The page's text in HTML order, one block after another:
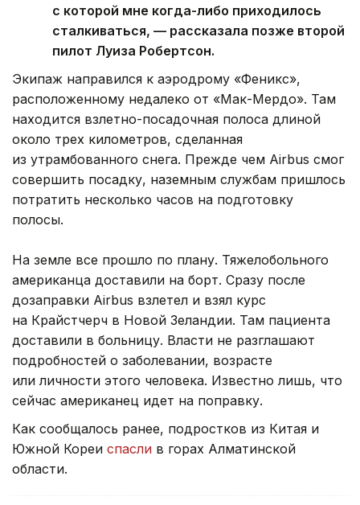
с которой мне когда-либо приходилось
сталкиваться, — рассказала позже второй
пилот Луиза Робертсон.
Экипаж направился к аэродрому «Феникс»,
расположенному недалеко от «Мак-Мердо». Там
находится взлетно-посадочная полоса длиной
около трех километров, сделанная
из утрамбованного снега. Прежде чем Airbus смог
совершить посадку, наземным службам пришлось
потратить несколько часов на подготовку
полосы.
На земле все прошло по плану. Тяжелобольного
американца доставили на борт. Сразу после
дозаправки Airbus взлетел и взял курс
на Крайстчерч в Новой Зеландии. Там пациента
доставили в больницу. Власти не разглашают
подробностей о заболевании, возрасте
или личности этого человека. Известно лишь, что
сейчас американец идет на поправку.
Как сообщалось ранее, подростков из Китая и
Южной Кореи спасли в горах Алматинской
области.